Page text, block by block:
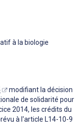
à la biologie
modifiant la décision
de solidarité pour
2014, les crédits du
à l'article L14-10-9